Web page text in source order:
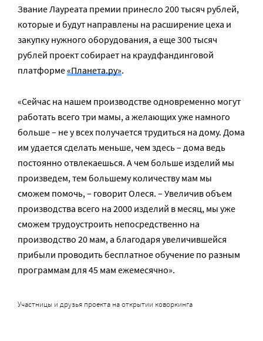
Звание Лауреата премии принесло 200 тысяч рублей,
которые и будут направлены на расширение цеха и
закупку нужного оборудования, а еще 300 тысяч
рублей проект собирает на краудфандинговой
платформе«Планета.ру».
«Сейчас на нашем производстве одновременно могут
работать всего три мамы, а желающих уже намного
больше – не у всех получается трудиться на дому. Дома
им удается сделать меньше, чем здесь – дома ведь
постоянно отвлекаешься. А чем больше изделий мы
произведем, тем большему количеству мам мы
сможем помочь, – говорит Олеся. – Увеличив объем
производства всего на 2000 изделий в месяц, мы уже
сможем трудоустроить непосредственно на
производство 20 мам, а благодаря увеличившейся
прибыли проводить бесплатное обучение по разным
программам для 45 мам ежемесячно».
Участницы и друзья проекта на открытии коворкинга